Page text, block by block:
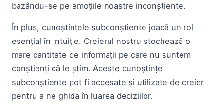
bazându-se pe emoțiile noastre inconștiente.
În plus, cunoștințele subconștiente joacă un rol
esențial în intuiție. Creierul nostru stochează o
mare cantitate de informații pe care nu suntem
conștienți că le știm. Aceste cunoștințe
subconștiente pot fi accesate și utilizate de creier
pentru a ne ghida în luarea deciziilor.